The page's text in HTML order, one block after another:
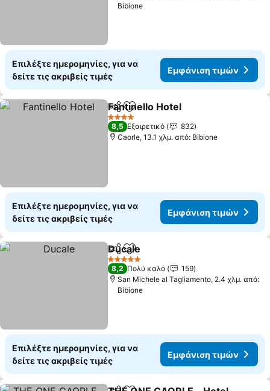
Bibione
Επιλέξτε ημερομηνίες, για να
δείτε τις ακριβείς τιμές
Εμφάνιση τιμών
Κοινοποίηση
Προσθήκη στα αγαπημένα
Fantinello Hotel
4 Αστέρια
8,5 Εξαιρετικό
832
Caorle, 13.1 χλμ. από: Bibione
Επιλέξτε ημερομηνίες, για να
δείτε τις ακριβείς τιμές
Εμφάνιση τιμών
Κοινοποίηση
Προσθήκη στα αγαπημένα
Ducale
5 Αστέρια
8,2 Πολύ καλό
159
San Michele al Tagliamento, 2.4 χλμ. από:
Bibione
Επιλέξτε ημερομηνίες, για να
δείτε τις ακριβείς τιμές
Εμφάνιση τιμών